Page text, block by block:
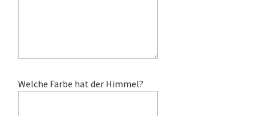
Bitte lasse dieses Feld leer.
Welche Farbe hat der Himmel?